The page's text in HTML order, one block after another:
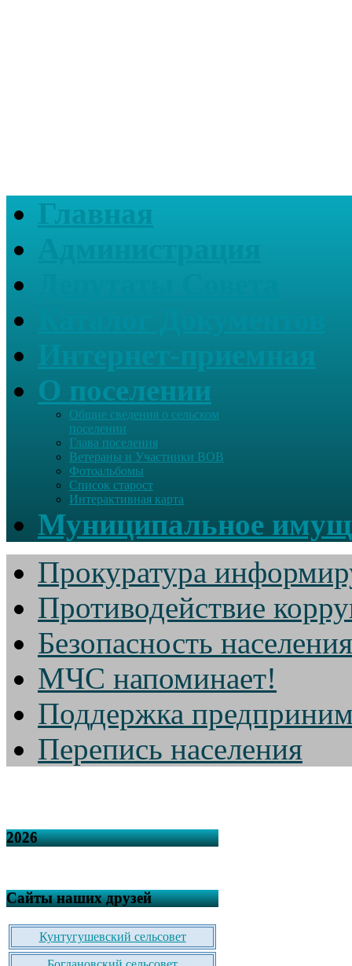
Главная
О поселении
Общие сведения о сельском
поселении
Глава поселения
Ветераны и Участники ВОВ
Фотоальбомы
Список старост
Интерактивная карта
Муниципальное
Прокуратура
Противодействие
Безопасность населения
МЧС напоминает!
Поддержка
Перепись населения
2026
Сайты наших друзей
Кунтугушевский сельсовет